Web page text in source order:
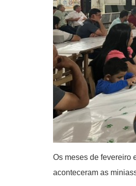
Os meses de fevereiro
aconteceram as